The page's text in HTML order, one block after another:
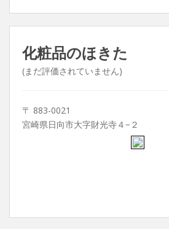
化粧品のほきた
(まだ評価されていません)
〒 883-0021
宮崎県日向市大字財光寺４−２